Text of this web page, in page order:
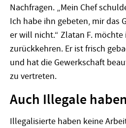
Nachfragen. „Mein Chef
Ich habe ihn gebeten, mir das
er will nicht.“ Zlatan F.
zurückkehren. Er ist frisch
und hat die Gewerkschaft
zu vertreten.
Auch Illegale
Illegalisierte haben keine